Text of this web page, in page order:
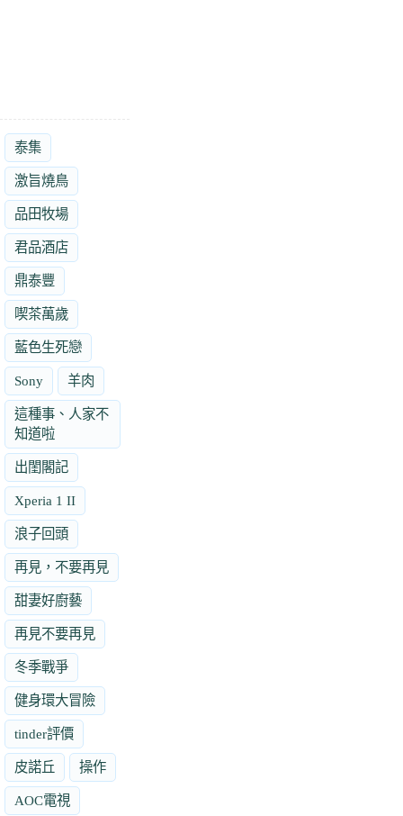
泰集
激旨燒鳥
品田牧場
君品酒店
鼎泰豐
喫茶萬歲
藍色生死戀
Sony 羊肉
這種事、人家不
知道啦
出閨閣記
Xperia 1 II
浪子回頭
再見，不要再見
甜妻好廚藝
再見不要再見
冬季戰爭
健身環大冒險
tinder評價
皮諾丘 操作
AOC電視